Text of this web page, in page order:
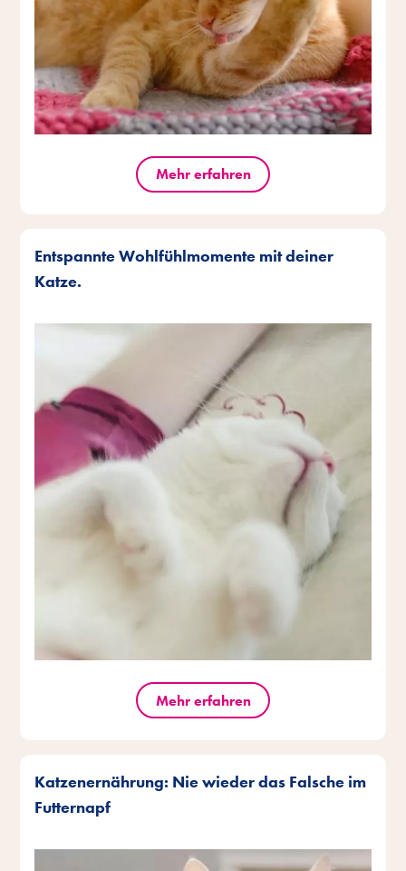
Mehr erfahren
Entspannte Wohlfühlmomente mit deiner
Katze.
Mehr erfahren
Katzenernährung: Nie wieder das Falsche im
Futternapf